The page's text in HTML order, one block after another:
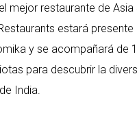
mejor restaurante de Asia
estará presente
y se acompañará de
para descubrir la
India.